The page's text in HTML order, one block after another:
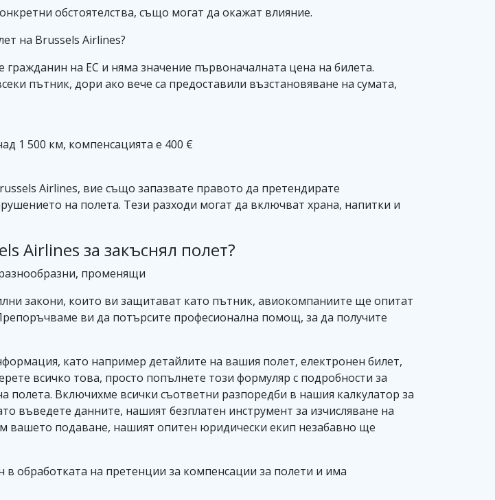
обстоятелства, също могат да окажат влияние.
на Brussels Airlines?
на ЕС и няма значение първоначалната цена на билета.
пътник, дори ако вече са предоставили възстановяване на сумата,
1 500 км, компенсацията е 400 €
Airlines, вие също запазвате правото да претендирате
на полета. Тези разходи могат да включват храна, напитки и
Airlines за закъснял полет?
променящи
закони, които ви защитават като пътник, авиокомпаниите ще опитат
ви да потърсите професионална помощ, за да получите
като например детайлите на вашия полет, електронен билет,
всичко това, просто попълнете този формуляр с подробности за
полета. Включихме всички съответни разпоредби в нашия калкулатор за
въведете данните, нашият безплатен инструмент за изчисляване на
вашето подаване, нашият опитен юридически екип незабавно ще
обработката на претенции за компенсации за полети и има